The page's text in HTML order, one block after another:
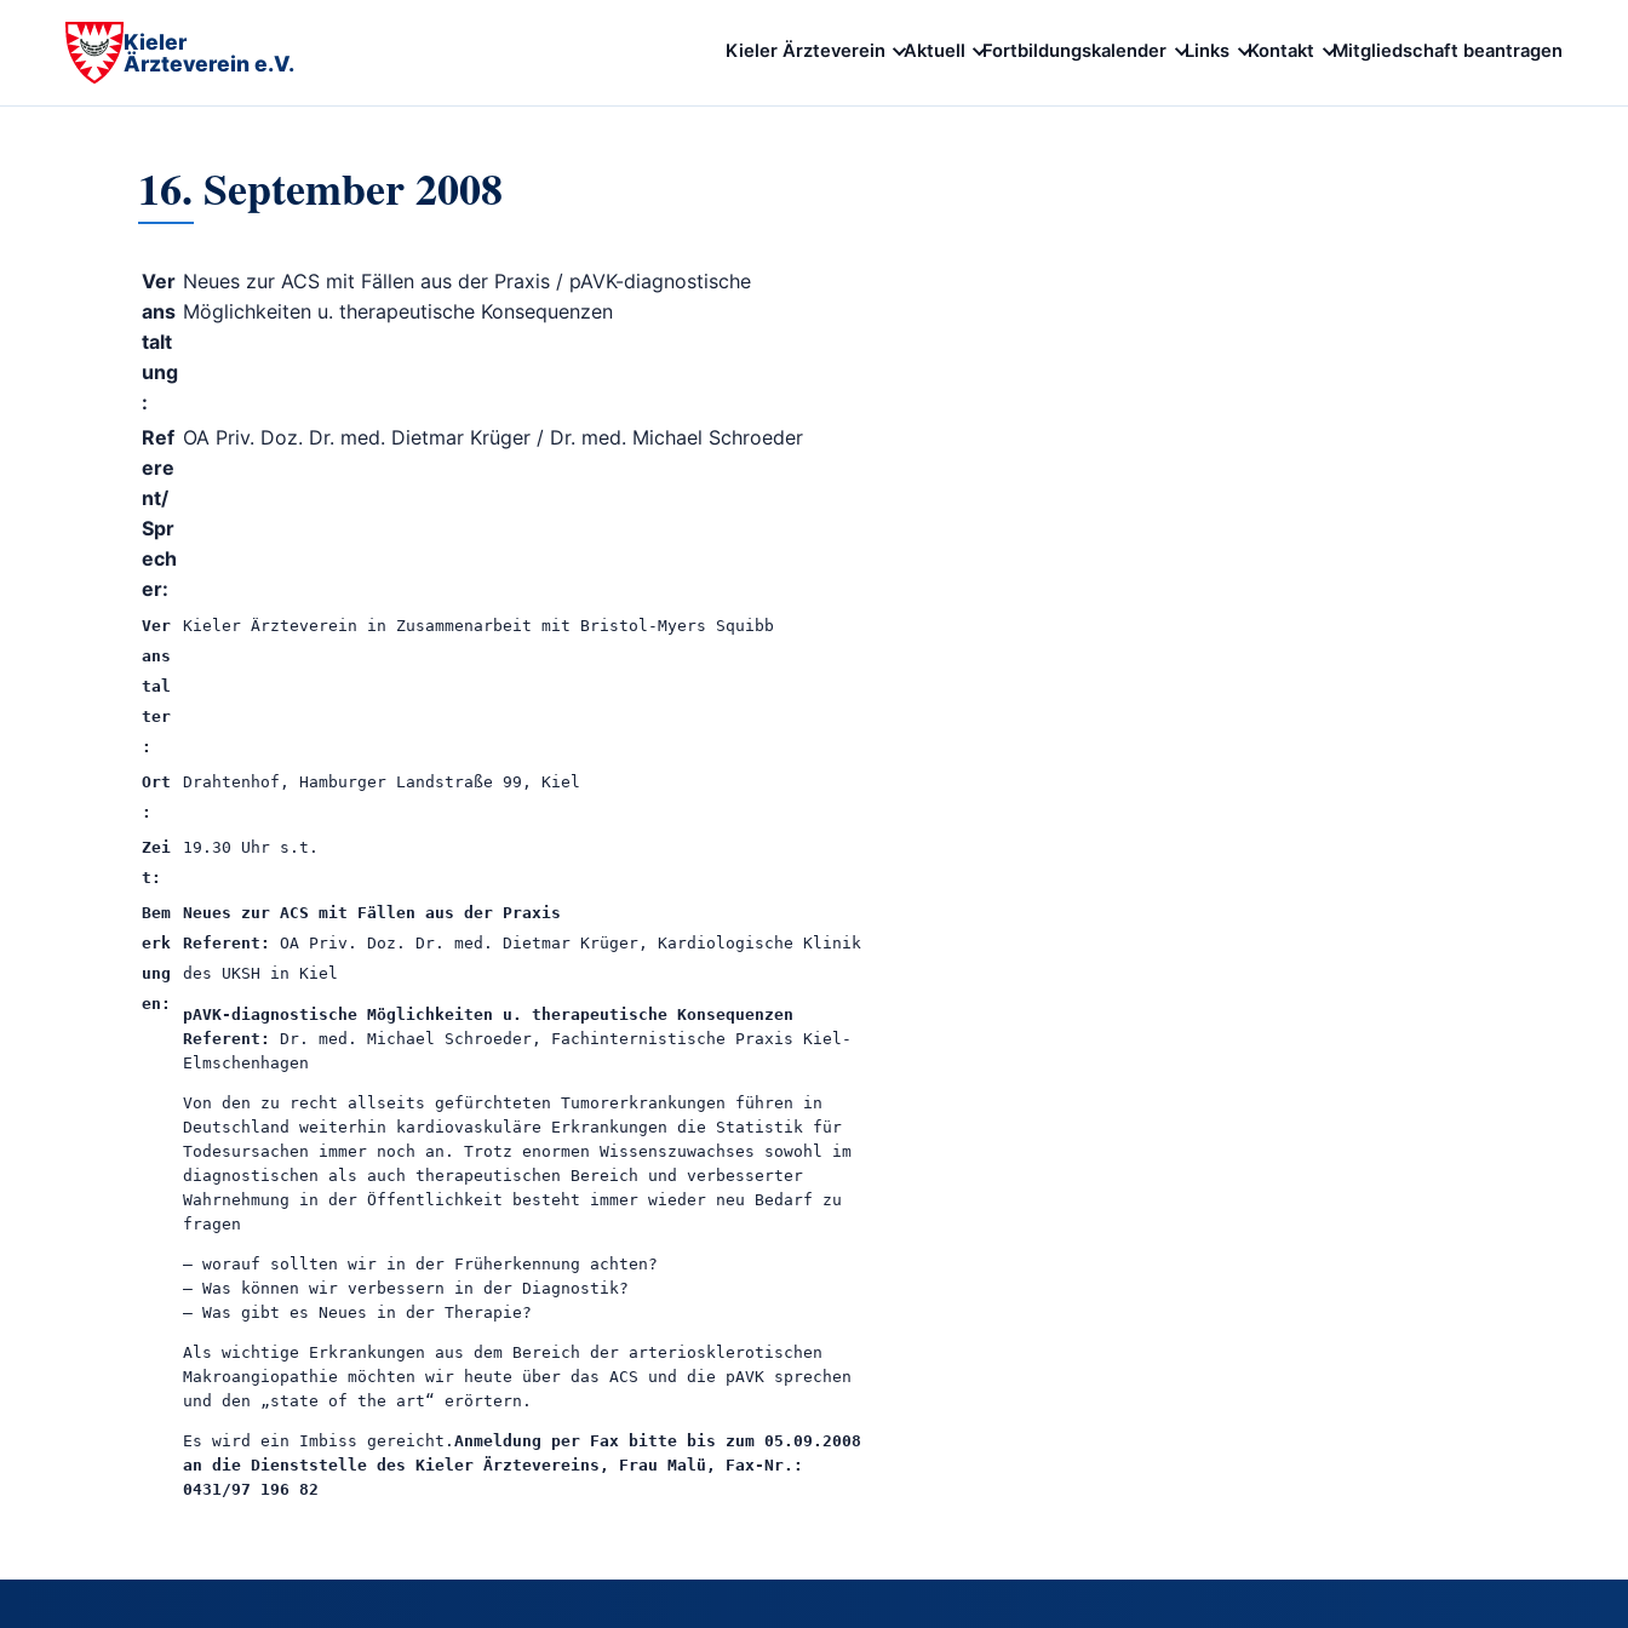
Kieler
Ärzteverein e.V.
Kieler Ärzteverein Aktuell Fortbildungskalender Links Kontakt Mitgliedschaft beantragen
16. September 2008
Ver
ans
talt
ung
:
Neues zur ACS mit Fällen aus der Praxis / pAVK-diagnostische
Möglichkeiten u. therapeutische Konsequenzen
Ref
ere
nt/
Spr
ech
er:
OA Priv. Doz. Dr. med. Dietmar Krüger / Dr. med. Michael Schroeder
Ver
ans
tal
ter
:
Kieler Ärzteverein in Zusammenarbeit mit Bristol-Myers Squibb
Ort
:
Drahtenhof, Hamburger Landstraße 99, Kiel
Zei
t:
19.30 Uhr s.t.
Bem
erk
ung
en:
Neues zur ACS mit Fällen aus der Praxis
Referent:
OA Priv. Doz. Dr. med. Dietmar Krüger, Kardiologische Klinik
des UKSH in Kiel
pAVK-diagnostische Möglichkeiten u. therapeutische Konsequenzen
Referent:
Dr. med. Michael Schroeder, Fachinternistische Praxis Kiel-
Elmschenhagen
Von den zu recht allseits gefürchteten Tumorerkrankungen führen in
Deutschland weiterhin kardiovaskuläre Erkrankungen die Statistik für
Todesursachen immer noch an. Trotz enormen Wissenszuwachses sowohl im
diagnostischen als auch therapeutischen Bereich und verbesserter
Wahrnehmung in der Öffentlichkeit besteht immer wieder neu Bedarf zu
fragen
– worauf sollten wir in der Früherkennung achten?
– Was können wir verbessern in der Diagnostik?
– Was gibt es Neues in der Therapie?
Als wichtige Erkrankungen aus dem Bereich der arteriosklerotischen
Makroangiopathie möchten wir heute über das ACS und die pAVK sprechen
und den „state of the art“ erörtern.
Es wird ein Imbiss gereicht. Anmeldung per Fax bitte bis zum 05.09.2008
an die Dienststelle des Kieler Ärztevereins, Frau Malü, Fax-Nr.:
0431/97 196 82